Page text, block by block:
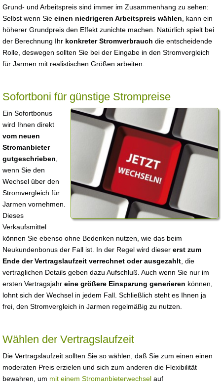
Grund- und Arbeitspreis sind immer im Zusammenhang zu sehen:
Selbst wenn Sie einen niedrigeren Arbeitspreis wählen , kann ein
höherer Grundpreis den Effekt zunichte machen. Natürlich spielt bei
der Berechnung Ihr konkreter Stromverbrauch die entscheidende
Rolle, deswegen sollten Sie bei der Eingabe in den Stromvergleich
für Jarmen mit realistischen Größen arbeiten.
Sofortboni für günstige Strompreise
Ein Sofortbonus
wird Ihnen direkt
vom neuen
Stromanbieter
gutgeschrieben
wenn Sie den
Wechsel über den
Stromvergleich für
Jarmen vornehmen.
Dieses
Verkaufsmittel
können Sie ebenso ohne Bedenken nutzen, wie das beim
Neukundenbonus der Fall ist. In der Regel wird dieser erst zum
Ende der Vertragslaufzeit verrechnet oder ausgezahlt , die
vertraglichen Details geben dazu Aufschluß. Auch wenn Sie nur im
ersten Vertragsjahr eine größere Einsparung generieren können,
lohnt sich der Wechsel in jedem Fall. Schließlich steht es Ihnen ja
frei, den Stromvergleich in Jarmen regelmäßig zu nutzen.
Wählen der Vertragslaufzeit
Die Vertragslaufzeit sollten Sie so wählen, daß Sie zum einen einen
moderaten Preis erzielen und sich zum anderen die Flexibilität
bewahren, um mit einem Stromanbieterwechsel auf